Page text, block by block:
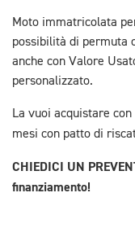
Moto immatricolata
possibilità di permuta
anche con Valore
personalizzato.
La vuoi acquistare
mesi con patto di
CHIEDICI UN
finanziamento!